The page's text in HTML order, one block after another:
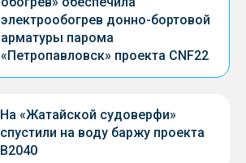
электрообогрев донно-бортовой
арматуры парома
«Петропавловск» проекта CNF22
На «Жатайской судоверфи»
спустили на воду баржу проекта
В2040